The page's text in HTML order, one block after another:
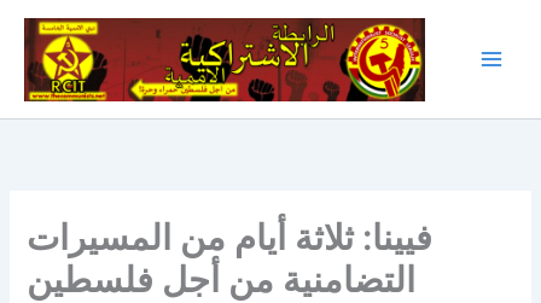
Skip
content
فيينا: ثلاثة أيام من المسيرات
التضامنية من أجل فلسطين